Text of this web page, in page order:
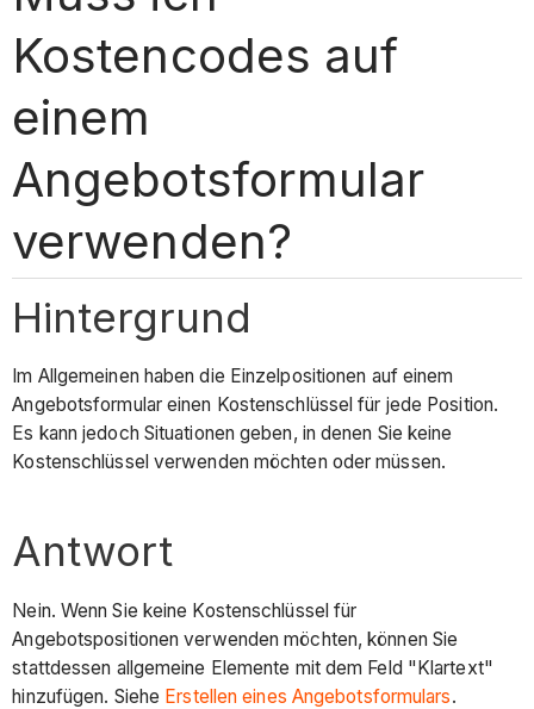
Kostencodes auf
einem
Angebotsformular
verwenden?
Hintergrund
Im Allgemeinen haben die Einzelpositionen auf einem
Angebotsformular einen Kostenschlüssel für jede Position.
Es kann jedoch Situationen geben, in denen Sie keine
Kostenschlüssel verwenden möchten oder müssen.
Antwort
Nein. Wenn Sie keine Kostenschlüssel für
Angebotspositionen verwenden möchten, können Sie
stattdessen allgemeine Elemente mit dem Feld "Klartext"
hinzufügen. Siehe Erstellen eines Angebotsformulars.